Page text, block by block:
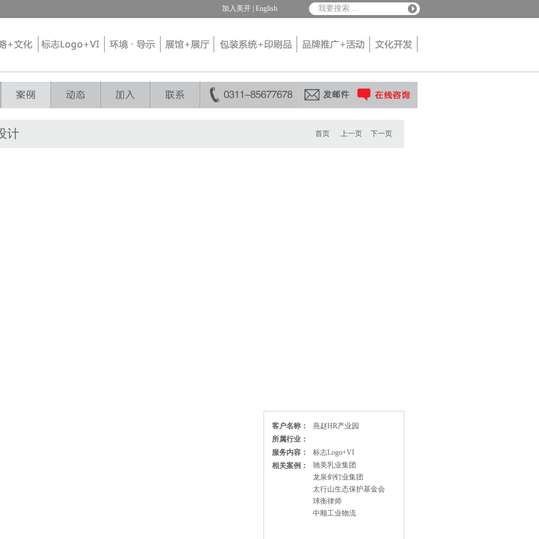
加入美开 | English
计 首页 上一页 下一页
客户名称：
燕赵HR产业园
所属行业：
服务内容：
标志Logo+VI
相关案例：
驰美乳业集团
龙泉剑钉业集团
太行山生态保护基金会
球衡律师
中顺工业物流